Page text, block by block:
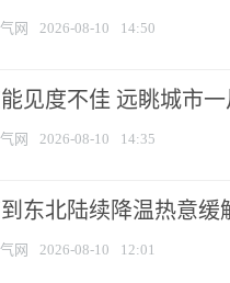
网 2026-08-10 14:50
见度不佳 远眺城市
网 2026-08-10 14:35
东北陆续降温热意缓
网 2026-08-10 12:01